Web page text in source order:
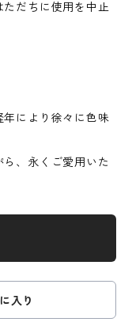
だちに使用を中止
により徐々に色味
、永くご愛用いた
入り